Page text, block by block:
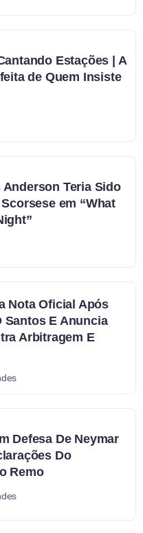
Estações | A
de Quem Insiste
Anderson Teria Sido
em “What
Nota Oficial Após
Santos E Anuncia
Arbitragem E
Defesa De Neymar
Do
Remo